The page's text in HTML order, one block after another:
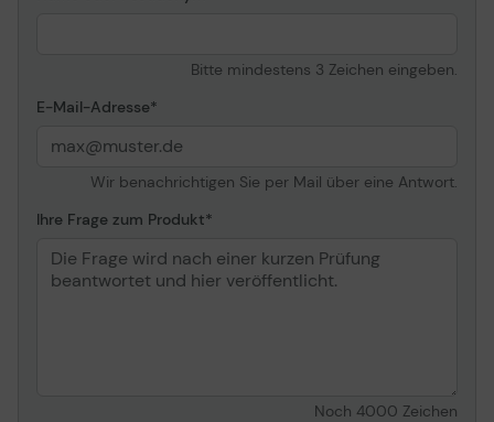
Bitte mindestens 3 Zeichen eingeben.
E-Mail-Adresse
Wir benachrichtigen Sie per Mail über eine Antwort.
Ihre Frage zum Produkt
Noch 4000 Zeichen